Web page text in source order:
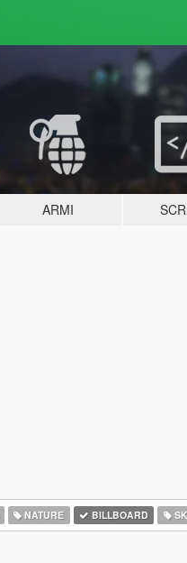
ARMI
NATURE BILLBOARD